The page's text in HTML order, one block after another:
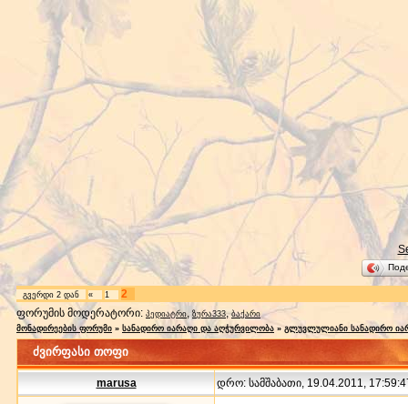
გვერდი 2 დან « 1
2
ფორუმის მოდერატორი: პედიატრი, ზურა333,ბაქარი
მონადირეების ფორუმი » სანადირო იარაღი და აღჭურვილობა » გლუვლულიანი სანადირო
ძვირფასი თოფი
marusa დრო: სამშაბათი, 19.04.2011,